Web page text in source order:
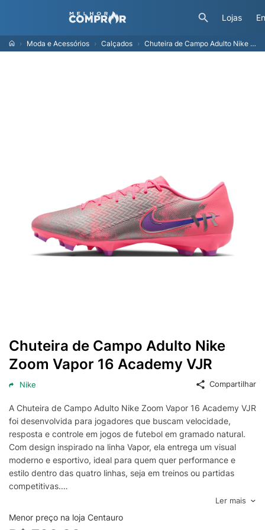
Lojas
Moda e Acessórios Calçados Chuteira de Campo Adulto Nike Zoom Vapor 16 Academy VJR
Chuteira de Campo Adulto Nike
Zoom Vapor 16 Academy VJR
Nike Compartilhar
A Chuteira de Campo Adulto Nike Zoom Vapor 16 Academy VJR
foi desenvolvida para jogadores que buscam velocidade,
resposta e controle em jogos de futebol em gramado natural.
Com design inspirado na linha Vapor, ela entrega um visual
moderno e esportivo, ideal para quem quer performance e
estilo dentro das quatro linhas, seja em treinos ou partidas
competitivas.
O cabedal proporciona ajuste firme e confortável, ajudando a
manter o pé estável durante arrancadas, mudanças rápidas de
direção e conduções em alta intensidade. A construção
Ler mais
Menor preço na loja Centauro